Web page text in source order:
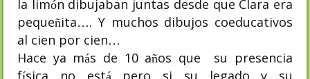
la limón dibujaban juntas desde que Clara era
pequeñita…. Y muchos dibujos coeducativos
al cien por cien…
Hace ya más de 10 años que
su presencia
f sica no est pero si su legado y su